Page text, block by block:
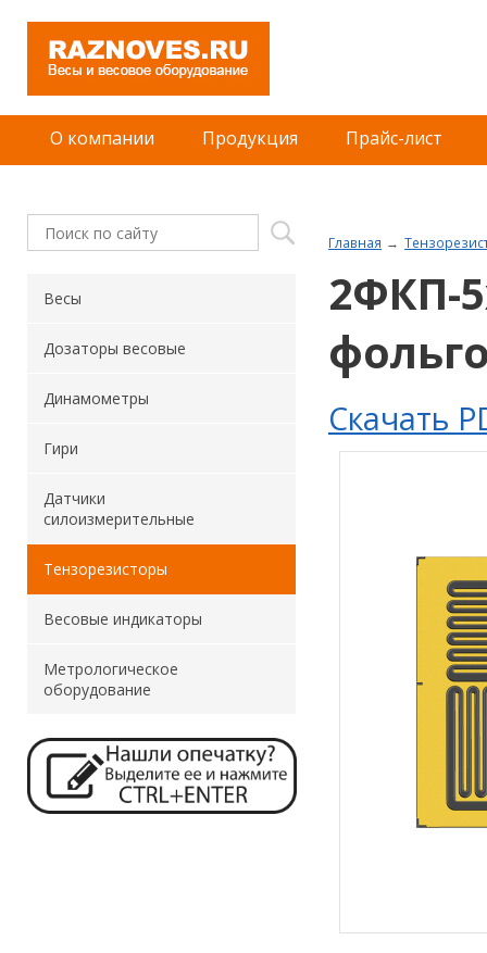
О компании Продукция Прайс-лист
Главная
2ФКП-
Скачать
Весы
Дозаторы весовые
Динамометры
Гири
Датчики
силоизмерительные
Тензорезисторы
Весовые индикаторы
Метрологическое
оборудование